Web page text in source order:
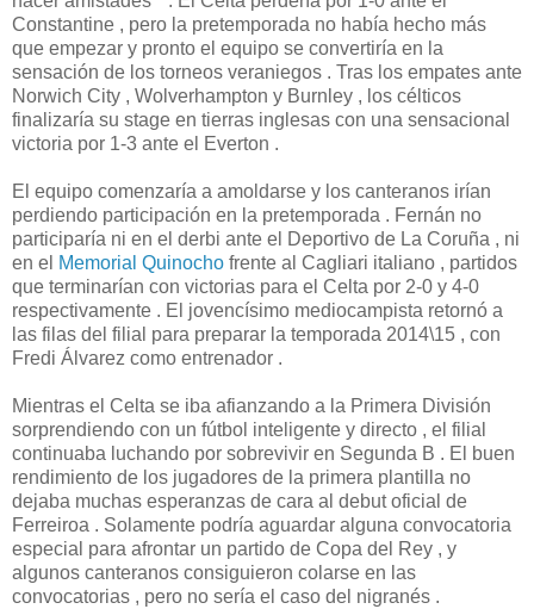
Constantine , pero la pretemporada no había hecho más
que empezar y pronto el equipo se convertiría en la
sensación de los torneos veraniegos . Tras los empates ante
Norwich City , Wolverhampton y Burnley , los célticos
finalizaría su stage en tierras inglesas con una sensacional
victoria por 1-3 ante el Everton .
El equipo comenzaría a amoldarse y los canteranos irían
perdiendo participación en la pretemporada . Fernán no
participaría ni en el derbi ante el Deportivo de La Coruña , ni
en el Memorial Quinocho frente al Cagliari italiano , partidos
que terminarían con victorias para el Celta por 2-0 y 4-0
respectivamente . El jovencísimo mediocampista retornó a
las filas del filial para preparar la temporada 2014\15 , con
Fredi Álvarez como entrenador .
Mientras el Celta se iba afianzando a la Primera División
sorprendiendo con un fútbol inteligente y directo , el filial
continuaba luchando por sobrevivir en Segunda B . El buen
rendimiento de los jugadores de la primera plantilla no
dejaba muchas esperanzas de cara al debut oficial de
Ferreiroa . Solamente podría aguardar alguna convocatoria
especial para afrontar un partido de Copa del Rey , y
algunos canteranos consiguieron colarse en las
convocatorias , pero no sería el caso del nigranés .